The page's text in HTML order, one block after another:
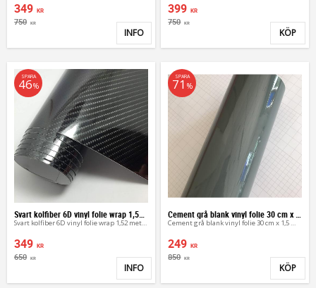
349 KR
750 KR
Lägg till i favoriter
INFO
399 KR
750 KR
KÖP
Svart kolfiber 6D vinyl folie wrap 1,52 meter
349 KR
650 KR
SPARA
46%
Lägg till i favoriter
INFO
Cement grå blank vinyl folie 30 cm x 1,5 meter
249 KR
850 KR
SPARA
71 %
KÖP